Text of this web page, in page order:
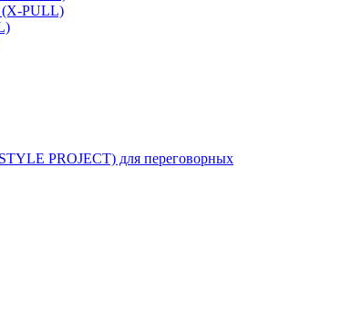
PULL)
PROJECT) для переговорных